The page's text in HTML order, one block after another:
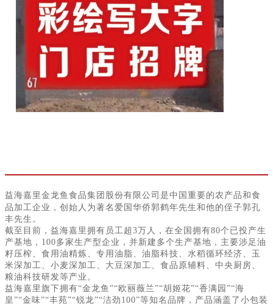
益海嘉里金龙鱼食品集团股份有限公司是中国重要的农产品和食
品加工企业，创始人为著名爱国华侨郭鹤年先生和他的侄子郭孔
丰先生。
截至目前，益海嘉里拥有员工超 3万人，在全国拥有80个已投产生
产基地，100多家生产型企业，并新建多个生产基地，主要涉足油
籽压榨、食用油精炼、专用油脂、油脂科技、水稻循环经济、玉
米深加工、小麦深加工、大豆深加工、食品原辅料、中央厨房、
粮油科技研发等产业。
益海嘉里旗下拥有“金龙鱼”“欧丽薇兰”“胡姬花”“香满园”“海
皇”“金味”“丰苑”“锐龙”“洁劲100”等知名品牌，产品涵盖了小包装